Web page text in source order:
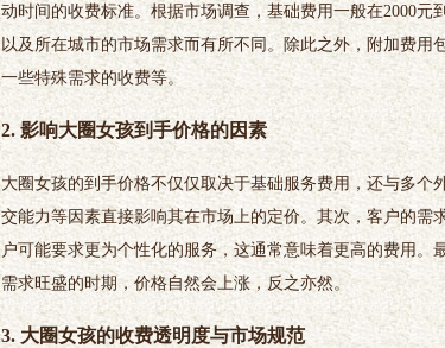
动时间的收费标准。根据市场调查，基础费用一般在2000元
以及所在城市的市场需求而有所不同。除此之外，附加费用
一些特殊需求的收费等。
2. 影响大圈女孩到手价格的因素
大圈女孩的到手价格不仅仅取决于基础服务费用，还与多个
交能力等因素直接影响其在市场上的定价。其次，客户的
户可能要求更为个性化的服务，这通常意味着更高的费用
需求旺盛的时期，价格自然会上涨，反之亦然。
3. 大圈女孩的收费透明度与市场规范